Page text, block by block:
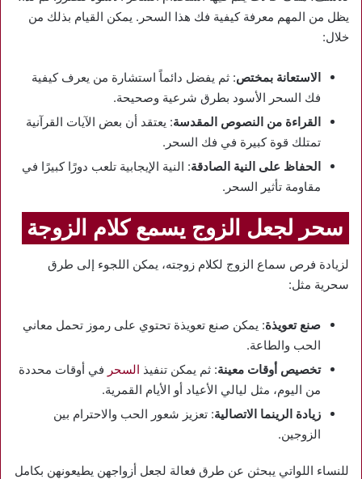
يظل من المهم معرفة كيفية فك هذا السحر. يمكن القيام بذلك من
خلال:
الاستعانة بمختص: ثم يفضل دائماً استشارة من يعرف كيفية
فك السحر الأسود بطرق شرعية وصحيحة.
القراءة من النصوص المقدسة: يعتقد أن بعض الآيات القرآنية
تمتلك قوة كبيرة في فك السحر.
الحفاظ على النية الصادقة: النية الإيجابية تلعب دورًا كبيرًا في
مقاومة تأثير السحر.
سحر لجعل الزوج يسمع كلام الزوجة
لزيادة فرص سماع الزوج لكلام زوجته، يمكن اللجوء إلى طرق
سحرية مثل:
صنع تعويذة: يمكن صنع تعويذة تحتوي على رموز تحمل معاني
الحب والطاعة.
تخصيص أوقات معينة: ثم يمكن تنفيذ السحر في أوقات محددة
من اليوم، مثل ليالي الأعياد أو الأيام القمرية.
زيادة الرينما الاتصالية: تعزيز شعور الحب والاحترام بين
الزوجين.
للنساء اللواتي يبحثن عن طرق فعالة لجعل أزواجهن يطيعونهن بكامل